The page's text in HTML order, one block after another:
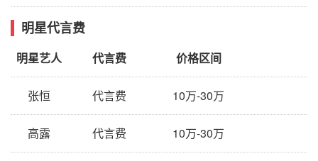
明星代言费
明星艺人 代言费 价格区间
张恒 代言费 10万-30万
高露 代言费 10万-30万